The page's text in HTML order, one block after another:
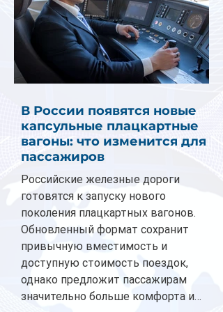
В России появятся новые
капсульные плацкартные
вагоны: что изменится для
пассажиров
Российские железные дороги
готовятся к запуску нового
поколения плацкартных вагонов.
Обновленный формат сохранит
привычную вместимость и
доступную стоимость поездок,
однако предложит пассажирам
значительно больше комфорта и